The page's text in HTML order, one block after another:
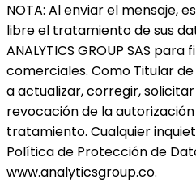
NOTA: Al enviar el mensaje,
libre el tratamiento de sus
ANALYTICS GROUP SAS
comerciales. Como Titular
a actualizar, corregir,
revocación de la
tratamiento. Cualquier
Política de Protección de
www.analyticsgroup.co.